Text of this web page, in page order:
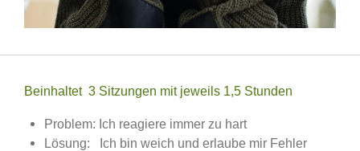
Beinhaltet 3 Sitzungen mit jeweils 1,5 Stunden
Problem: Ich reagiere immer zu hart
Lösung: Ich bin weich und erlaube mir Fehler